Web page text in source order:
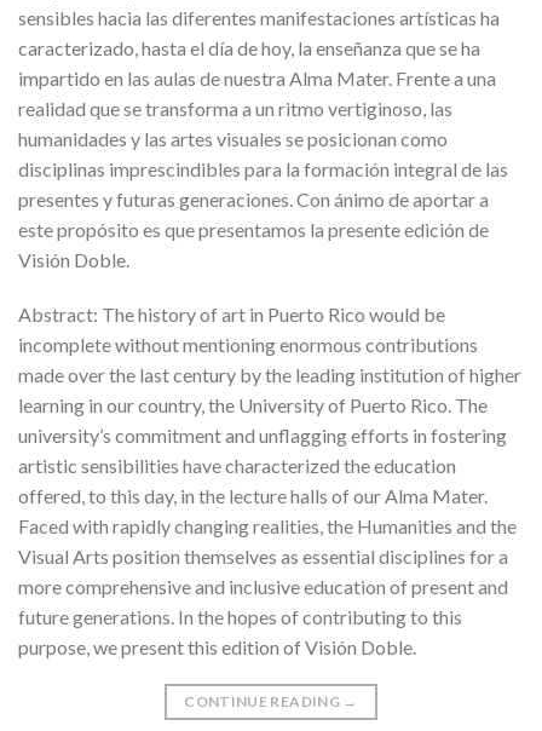
sensibles hacia las diferentes manifestaciones artísticas ha
caracterizado, hasta el día de hoy, la enseñanza que se ha
impartido en las aulas de nuestra Alma Mater. Frente a una
realidad que se transforma a un ritmo vertiginoso, las
humanidades y las artes visuales se posicionan como
disciplinas imprescindibles para la formación integral de las
presentes y futuras generaciones. Con ánimo de aportar a
este propósito es que presentamos la presente edición de
Visión Doble.
Abstract: The history of art in Puerto Rico would be
incomplete without mentioning enormous contributions
made over the last century by the leading institution of higher
learning in our country, the University of Puerto Rico. The
university’s commitment and unflagging efforts in fostering
artistic sensibilities have characterized the education
offered, to this day, in the lecture halls of our Alma Mater.
Faced with rapidly changing realities, the Humanities and the
Visual Arts position themselves as essential disciplines for a
more comprehensive and inclusive education of present and
future generations. In the hopes of contributing to this
purpose, we present this edition of Visión Doble.
CONTINUE READING →